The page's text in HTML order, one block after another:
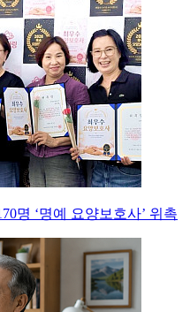
명 ‘명예 요양보호사’ 위촉